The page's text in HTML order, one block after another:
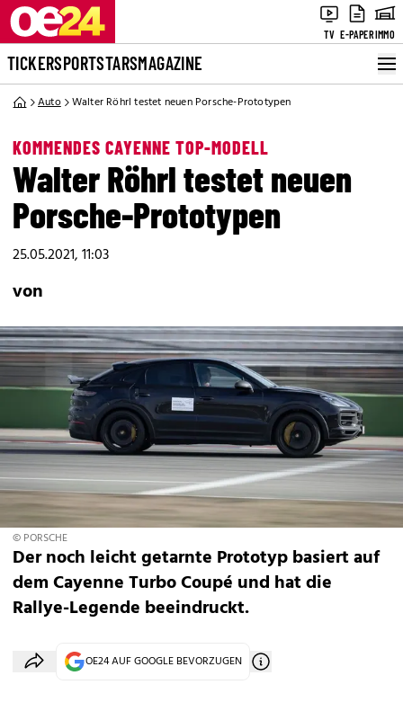
TV E-PAPERIMMO
TICKERSPORTSTARSMAGAZINE
Auto Walter Röhrl testet neuen Porsche-Prototypen
KOMMENDES CAYENNE TOP-MODELL
Walter Röhrl testet neuen
Porsche-Prototypen
25.05.2021, 11:03
von
© PORSCHE
Der noch leicht getarnte Prototyp basiert auf
dem Cayenne Turbo Coupé und hat die
Rallye-Legende beeindruckt.
OE24 AUF GOOGLE BEVORZUGEN